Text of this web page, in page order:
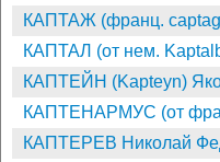
КАПТАЖ (франц.
КАПТАЛ (от нем.
КАПТЕЙН (Kapteyn)
КАПТЕНАРМУС (от
КАПТЕРЕВ Николай